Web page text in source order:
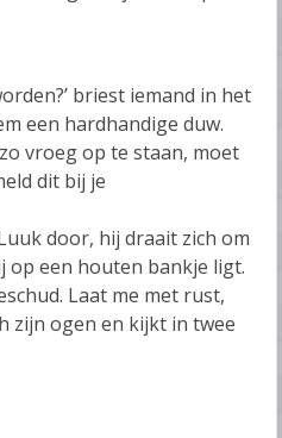
briest iemand in het
een hardhandige duw.
vroeg op te staan, moet
dit bij je
door, hij draait zich om
op een houten bankje ligt.
Laat me met rust,
zijn ogen en kijkt in twee